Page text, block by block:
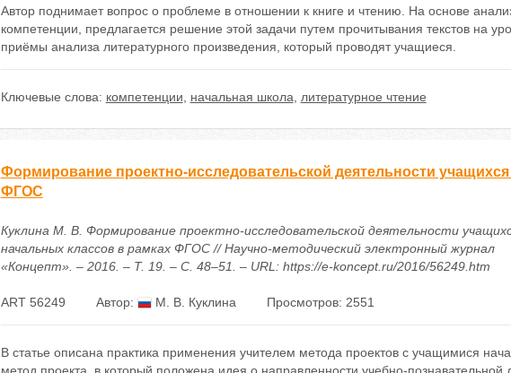
Автор поднимает вопрос о проблеме в отношении к книге и чтению. На основе
компетенции, предлагается решение этой задачи путем прочитывания текстов на
приёмы анализа литературного произведения, который проводят учащиеся.
Ключевые слова: компетенции начальная школа литературное чтение
Формирование проектно-исследовательской деятельности
ФГОС
Куклина М. В. Формирование проектно-исследовательской деятельности
начальных классов в рамках ФГОС // Научно-методический электронный журнал
«Концепт». – 2016. – Т. 19. – С. 48–51. – URL: https://e-koncept.ru/2016/56249.htm
ART 56249 Автор: М. В. Куклина Просмотров: 2551
В статье описана практика применения учителем метода проектов с учащимися